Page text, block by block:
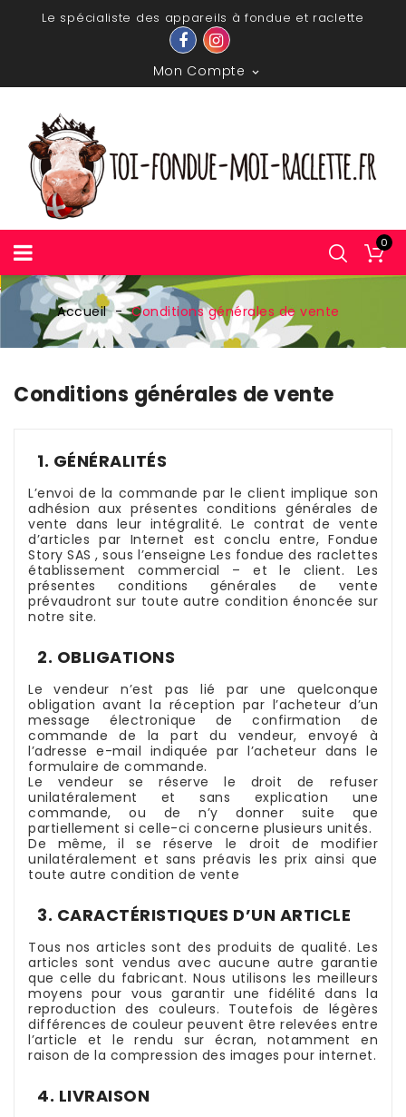
Le spécialiste des appareils à fondue et raclette
Mon Compte 
0
Accueil Conditions générales de vente
Conditions générales de vente
1. GÉNÉRALITÉS
L’envoi de la commande par le client implique son
adhésion aux présentes conditions générales de
vente dans leur intégralité. Le contrat de vente
d’articles par Internet est conclu entre, Fondue
Story SAS , sous l’enseigne Les fondue des raclettes
établissement commercial – et le client. Les
présentes conditions générales de vente
prévaudront sur toute autre condition énoncée sur
notre site.
2. OBLIGATIONS
Le vendeur n’est pas lié par une quelconque
obligation avant la réception par l’acheteur d’un
message électronique de confirmation de
commande de la part du vendeur, envoyé à
l’adresse e-mail indiquée par l’acheteur dans le
formulaire de commande.
Le vendeur se réserve le droit de refuser
unilatéralement et sans explication une
commande, ou de n’y donner suite que
partiellement si celle-ci concerne plusieurs unités.
De même, il se réserve le droit de modifier
unilatéralement et sans préavis les prix ainsi que
toute autre condition de vente
3. CARACTÉRISTIQUES D’UN ARTICLE
Tous nos articles sont des produits de qualité. Les
articles sont vendus avec aucune autre garantie
que celle du fabricant. Nous utilisons les meilleurs
moyens pour vous garantir une fidélité dans la
reproduction des couleurs. Toutefois de légères
différences de couleur peuvent être relevées entre
l’article et le rendu sur écran, notamment en
raison de la compression des images pour internet.
4. LIVRAISON